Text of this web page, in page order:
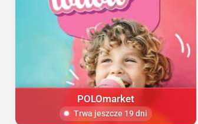
POLOmarket
Trwa jeszcze 19 dni